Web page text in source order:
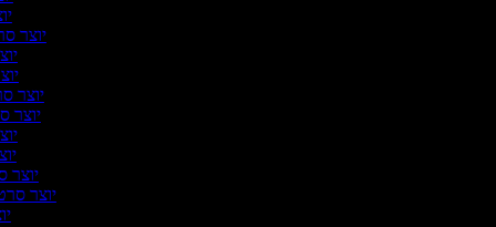
יוצר
יוצר
יוצר
יוצר
יוצר